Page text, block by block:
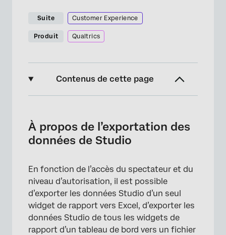
Suite Customer Experience
Produit Qualtrics
Contenus de cette page
Exportation des données d’un Widget vers
Excel
Exportation des données de tous les Widgets
vers Excel
Exportation d’un tableau de bord au format
PDF
Enregistrement d’un Widget en tant qu’image
À propos de l’exportation des
données de Studio
En fonction de l’accès du spectateur et du
niveau d’autorisation, il est possible
d’exporter les données Studio d’un seul
widget de rapport vers Excel, d’exporter les
données Studio de tous les widgets de
rapport d’un tableau de bord vers un fichier